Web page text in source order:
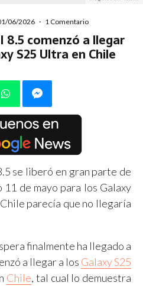
06/2026 · 1 Comentario
8.5 comenzó a llegar
S25 Ultra en Chile
se liberó en gran parte de
de mayo para los Galaxy
parecía que no llegaría
finalmente ha llegado a
a llegar a los Galaxy S25
Chile, tal cual lo demuestra